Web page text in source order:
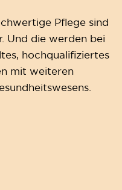
Pflege sind
Und die werden bei
hochqualifiziertes
mit weiteren